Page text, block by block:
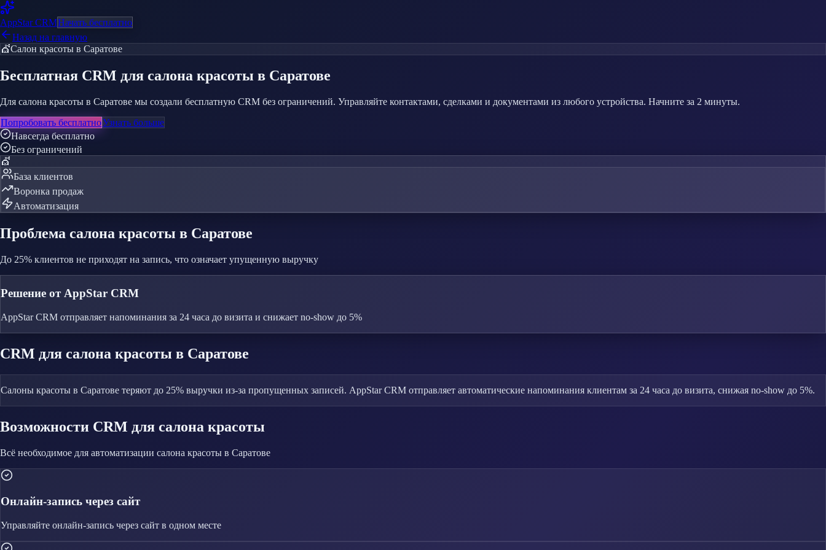
AppStarCRMНачать бесплатно
Назад на главную
💇Салон красоты в Саратове
Бесплатная CRM для салона красоты в Саратове
Для салона красоты в Саратове мы создали бесплатную CRM без ограничений. Управляйте контактами, сделками и документами из любого устройства. Начните за 2 минуты.
Попробовать бесплатноУзнать больше
Навсегда бесплатно
Без ограничений
💇
База клиентов
Воронка продаж
Автоматизация
Проблема салона красоты в Саратове
До 25% клиентов не приходят на запись, что означает упущенную выручку
Решение от AppStar CRM
AppStar CRM отправляет напоминания за 24 часа до визита и снижает no-show до 5%
CRM для салона красоты в Саратове
Салоны красоты в Саратове теряют до 25% выручки из-за пропущенных записей. AppStar CRM отправляет автоматические напоминания клиентам за 24 часа до визита, снижая no-show до 5%.
Возможности CRM для салона красоты
Всё необходимое для автоматизации салона красоты в Саратове
Онлайн-запись через сайт
Управляйте онлайн-запись через сайт в одном месте